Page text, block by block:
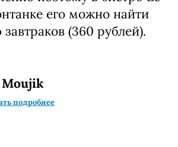
его можно найти
(360 рублей).
Moujik
подробнее